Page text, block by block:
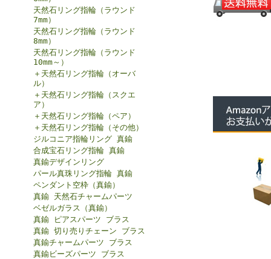
天然石リング指輪（ラウンド
7mm）
天然石リング指輪（ラウンド
8mm）
天然石リング指輪（ラウンド
10mm～）
＋天然石リング指輪（オーバ
ル）
＋天然石リング指輪（スクエ
ア）
＋天然石リング指輪（ペア）
＋天然石リング指輪（その他）
ジルコニア指輪リング 真鍮
合成宝石リング指輪 真鍮
真鍮デザインリング
パール真珠リング指輪 真鍮
ペンダント空枠（真鍮）
真鍮 天然石チャームパーツ
ベゼルガラス（真鍮）
真鍮 ピアスパーツ ブラス
真鍮 切り売りチェーン ブラス
真鍮チャームパーツ ブラス
真鍮ビーズパーツ ブラス